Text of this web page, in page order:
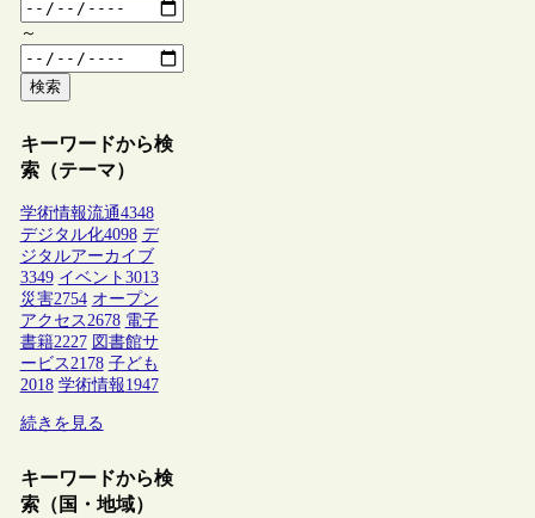
～
検索
キーワードから検
索（テーマ）
学術情報流通4348
デジタル化4098 デ
ジタルアーカイブ
3349 イベント 3013
災害2754 オープン
アクセス2678 電子
書籍2227 図書館サ
ービス2178 子ども
2018 学術情報1947
続きを見る
キーワードから検
索（国・地域）